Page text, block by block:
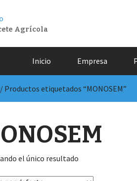
Agrícola
Inicio Empresa
/ Productos etiquetados “MONOSEM”
el único resultado